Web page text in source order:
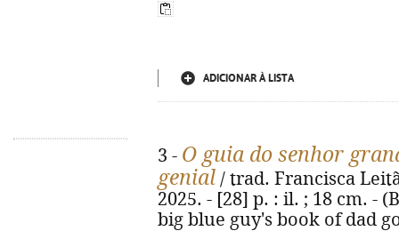
ADICIONAR À LISTA
3 - O guia do senhor
genial / trad. Francisca
2025. - [28] p. : il. ; 18 cm. -
big blue guy's book of dad